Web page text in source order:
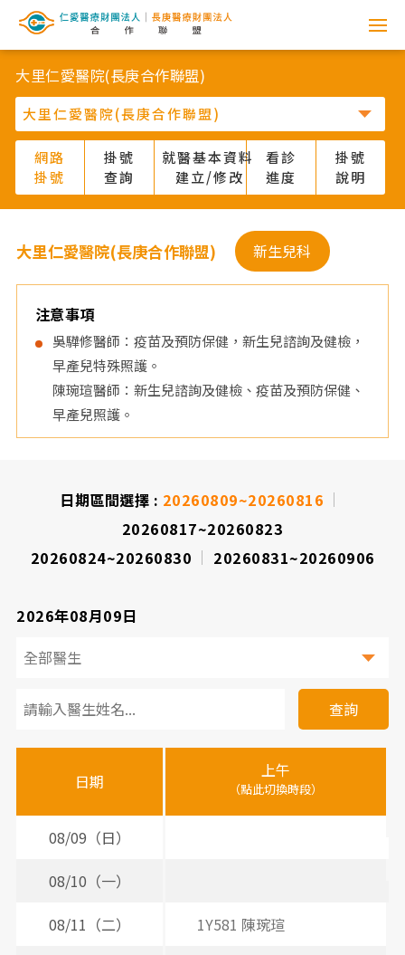
網
路
掛
號
系
統
-
仁
愛
院
大里仁愛醫院(長庚合作聯盟)
網路
掛號
掛號
查詢
就醫基本資料
建立/修改
看診
進度
掛號
說明
大里仁愛醫院(長庚合作聯盟) 新生兒科
注意事項
吳驊修醫師：疫苗及預防保健，新生兒諮詢及健檢，
早產兒特殊照護。
陳琬瑄醫師：新生兒諮詢及健檢、疫苗及預防保健、
早產兒照護。
日期區間選擇 : 20260809~20260816
20260817~20260823
20260824~20260830
20260831~20260906
2026年08月09日
診
醫
時
查詢
日期
上午
（點此切換時段）
08/09（日）
08/10（一）
08/11（二）
1Y581 陳琬瑄